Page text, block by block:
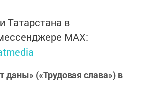
Татарстана в
MАХ:
даны» («Трудовая слава») в